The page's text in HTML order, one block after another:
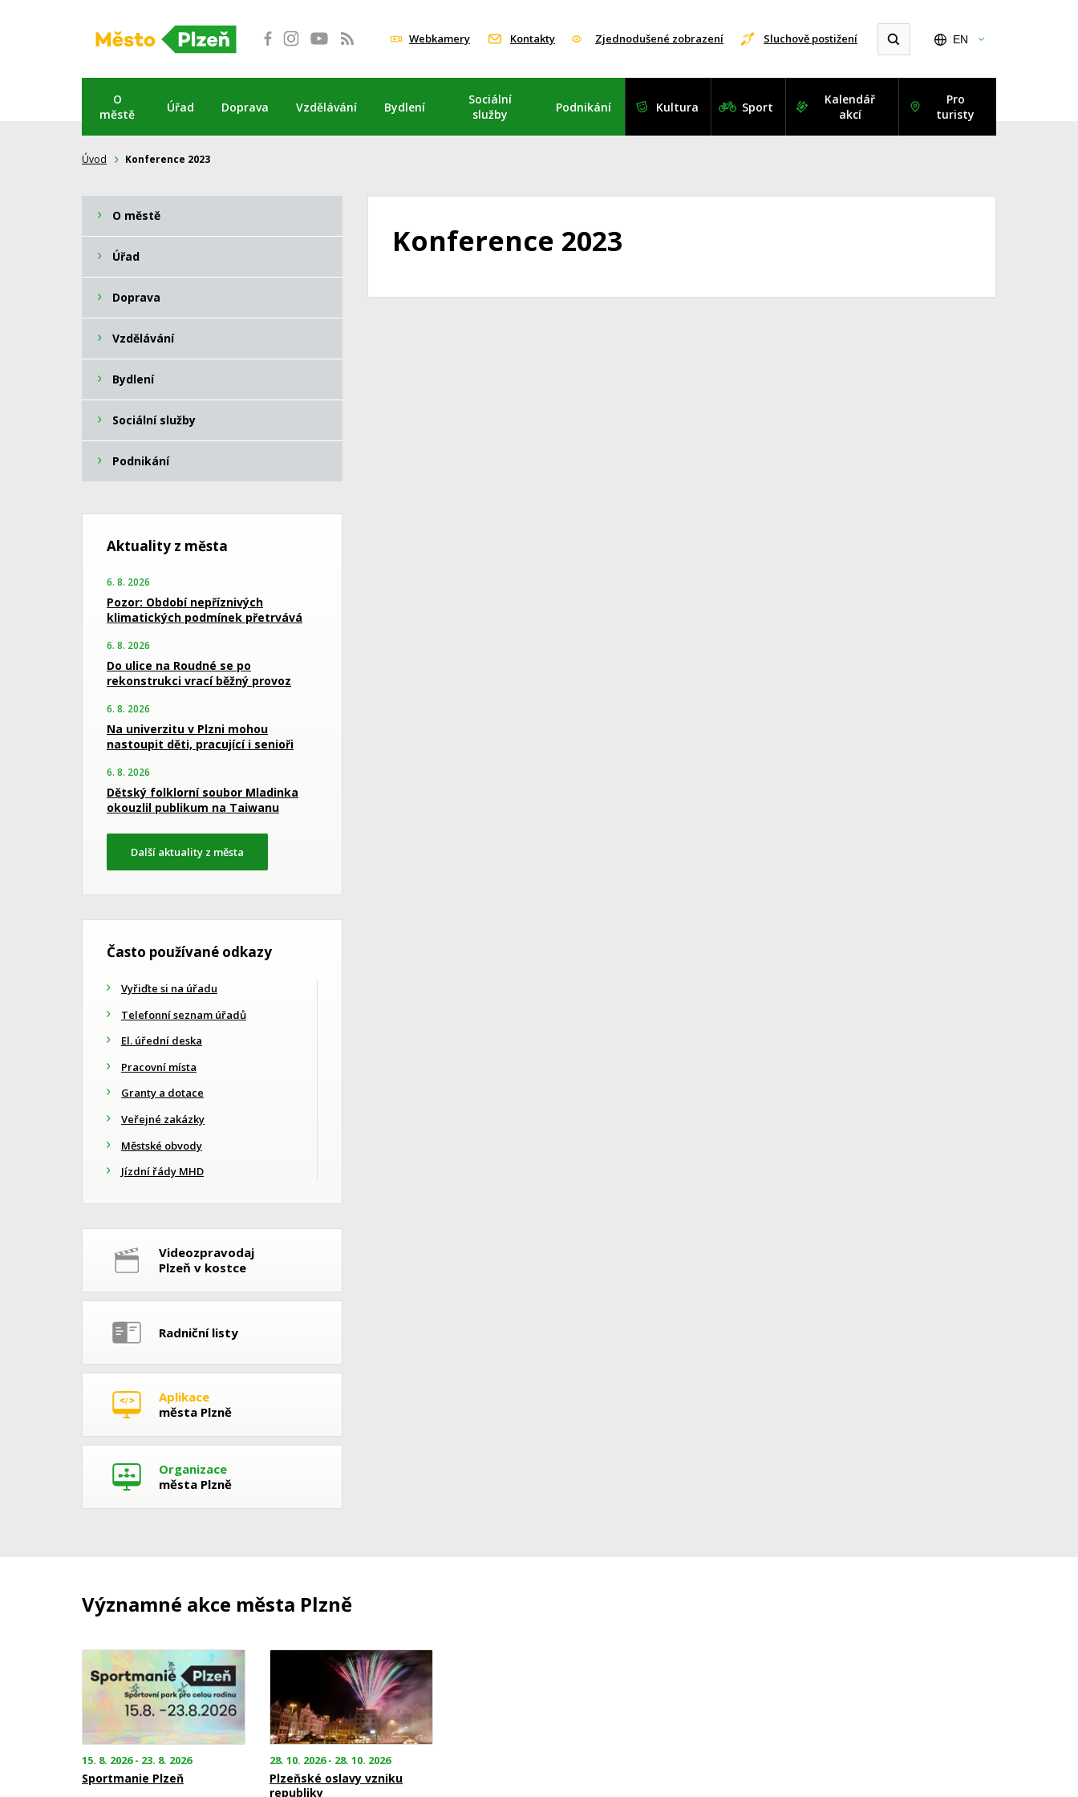
Webkamery Kontakty Zjednodušené zobrazení Sluchově postižení EN
O
městě
Úřad Doprava Vzdělávání Bydlení
Sociální
služby
Podnikání Kultura Sport
Kalendář
akcí
Pro
turisty
Úvod Konference 2023
Konference 2023
O městě
Úřad
Doprava
Vzdělávání
Bydlení
Sociální služby
Podnikání
Aktuality z města
6. 8. 2026
Pozor: Období nepříznivých
klimatických podmínek přetrvává
6. 8. 2026
Do ulice na Roudné se po
rekonstrukci vrací běžný provoz
6. 8. 2026
Na univerzitu v Plzni mohou
nastoupit děti, pracující i senioři
6. 8. 2026
Dětský folklorní soubor Mladinka
okouzlil publikum na Taiwanu
Další aktuality z města
Často používané odkazy
Vyřiďte si na úřadu
Telefonní seznam úřadů
El. úřední deska
Pracovní místa
Granty a dotace
Veřejné zakázky
Městské obvody
Jízdní řády MHD
Videozpravodaj
Plzeň v kostce
Radniční listy
Aplikace
města Plzně
Organizace
města Plzně
Významné akce města Plzně
15. 8. 2026 - 23. 8. 2026
Sportmanie Plzeň
28. 10. 2026 - 28. 10. 2026
Plzeňské oslavy vzniku
republiky